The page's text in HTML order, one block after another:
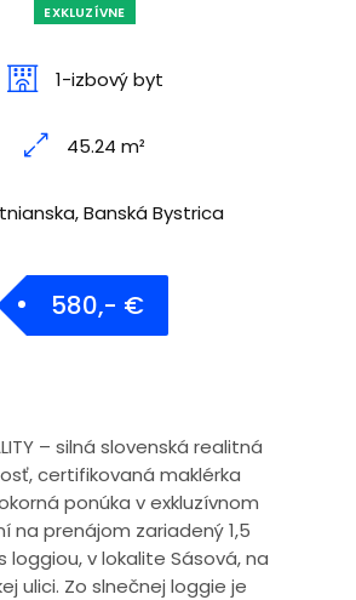
EXKLUZÍVNE
1-izbový byt
45.24 m²
Banská Bystrica
580,- €
– silná slovenská realitná
certifikovaná maklérka
ponúka v exkluzívnom
na prenájom zariadený 1,5
loggiou, v lokalite Sásová, na
ulici. Zo slnečnej loggie je